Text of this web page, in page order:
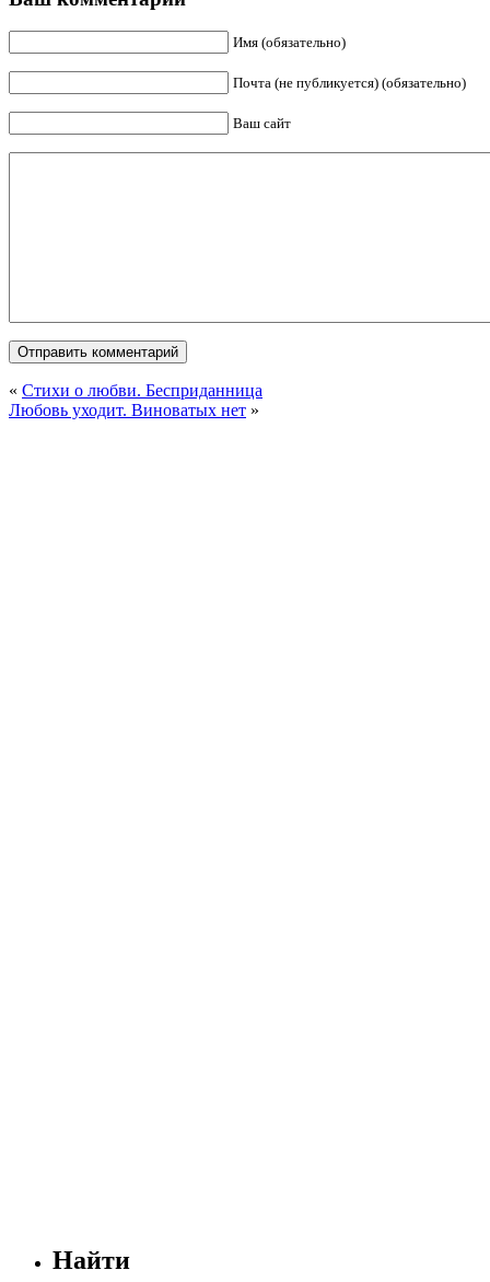
Имя (обязательно)
Почта (не публикуется) (обязательно)
Ваш сайт
« Стихи о любви. Бесприданница
Любовь уходит. Виноватых нет »
Найти